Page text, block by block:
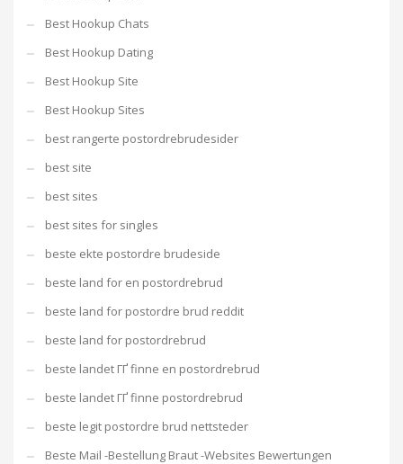
Best Hookup Chats
Best Hookup Dating
Best Hookup Site
Best Hookup Sites
best rangerte postordrebrudesider
best site
best sites
best sites for singles
beste ekte postordre brudeside
beste land for en postordrebrud
beste land for postordre brud reddit
beste land for postordrebrud
beste landet ГҐ finne en postordrebrud
beste landet ГҐ finne postordrebrud
beste legit postordre brud nettsteder
Beste Mail -Bestellung Braut -Websites Bewertungen